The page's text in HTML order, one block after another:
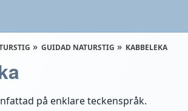
GUIDAD NATURSTIG KABBELEKA
på enklare teckenspråk.